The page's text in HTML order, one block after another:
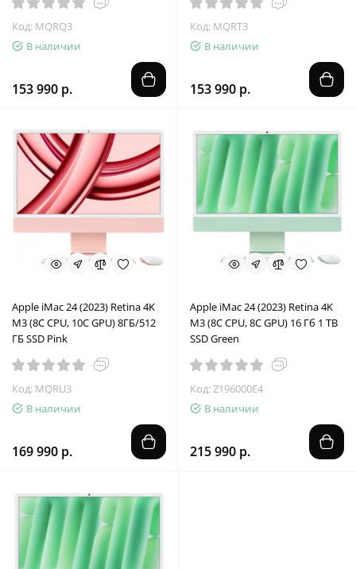
Код: MQRQ3
В наличии
153 990 р.
Код: MQRT3
В наличии
153 990 р.
Apple iMac 24 (2023) Retina 4K
M3 (8C CPU, 10C GPU) 8ГБ/512
ГБ SSD Pink
Код: MQRU3
В наличии
169 990 р.
Apple iMac 24 (2023) Retina 4K
M3 (8C CPU, 8C GPU) 16 Гб 1 TB
SSD Green
Код: Z196000E4
В наличии
215 990 р.